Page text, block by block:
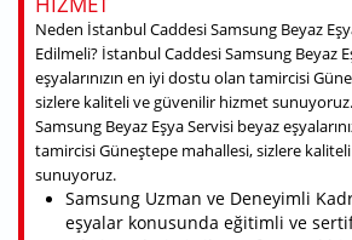
Neden İstanbul Caddesi Samsung Beyaz
Edilmeli? İstanbul Caddesi Samsung Beyaz
eşyalarınızın en iyi dostu olan tamircisi
sizlere kaliteli ve güvenilir hizmet
Samsung Beyaz Eşya Servisi beyaz
tamircisi Güneştepe mahallesi, sizlere
sunuyoruz.
Samsung Uzman ve Deneyimli
eşyalar konusunda eğitimli ve